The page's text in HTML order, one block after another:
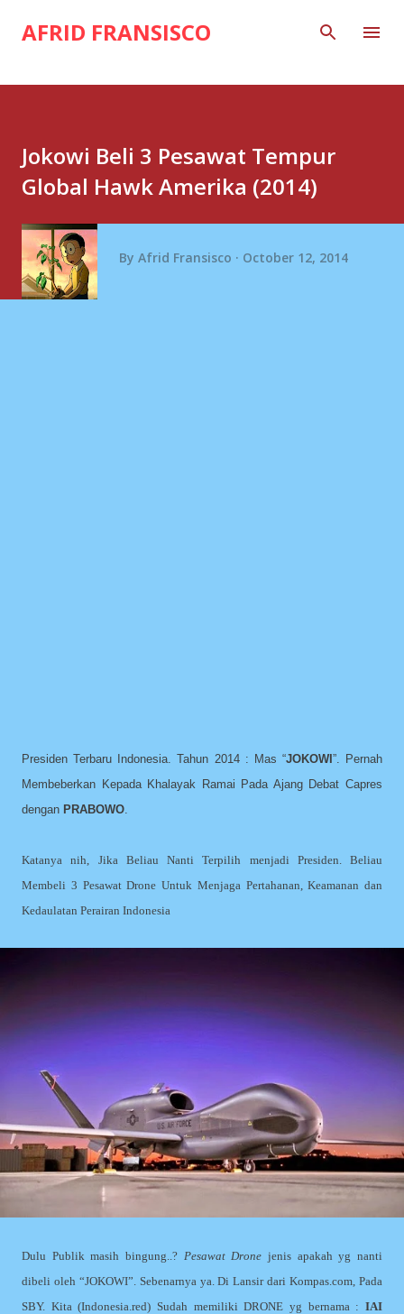
Skip to main content
AFRID FRANSISCO
Jokowi Beli 3 Pesawat Tempur
Global Hawk Amerika (2014)
By Afrid Fransisco October 12, 2014
Presiden Terbaru Indonesia. Tahun 2014 : Mas “JOKOWI ”. Pernah
Membeberkan Kepada Khalayak Ramai Pada Ajang Debat Capres
dengan PRABOWO.
Katanya nih, Jika Beliau Nanti Terpilih menjadi Presiden. Beliau
Membeli 3 Pesawat Drone Untuk Menjaga Pertahanan, Keamanan dan
Kedaulatan Perairan Indonesia
Dulu Publik masih bingung..? Pesawat Drone jenis apakah yg nanti
dibeli oleh “JOKOWI”. Sebenarnya ya. Di Lansir dari Kompas.com, Pada
SBY. Kita (Indonesia.red) Sudah memiliki DRONE yg bernama : IAI